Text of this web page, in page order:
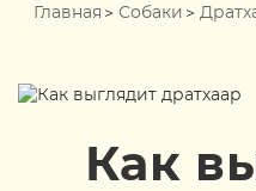
Главная Собаки
Как